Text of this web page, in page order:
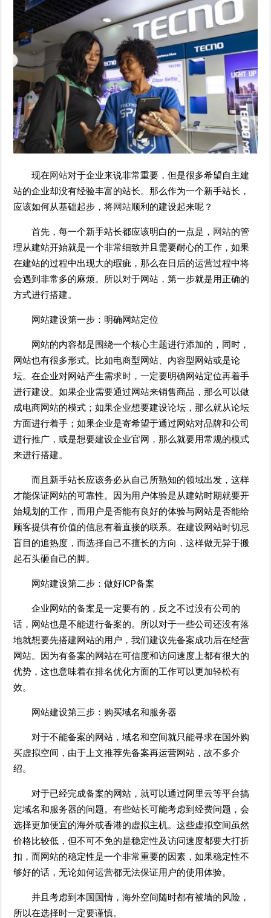
现在网站对于企业来说非常重要，但是很多希望自主建
站的企业却没有经验丰富的站长。那么作为一个新手站长，
应该如何从基础起步，将网站顺利的建设起来呢？
首先，每一个新手站长都应该明白的一点是， 网站的管
理从建站开始就是一个非常细致并且需要耐心的工作，如果
在建站的过程中出现大的瑕疵，那么在日后的运营过程中将
会遇到非常多的麻烦。所以对于网站，第一步就是用正确的
方式进行搭建。
网站建设第一步：明确网站定位
网站的内容都是围绕一个核心主题进行添加的，同时，
网站也有很多形式。比如电商型网站、内容型网站或是论
坛。在企业对网站产生需求时，一定要明确网站定位再着手
进行建设。如果企业需要通过网站来销售商品，那么可以做
成电商网站的模式；如果企业想要建设论坛，那么就从论坛
方面进行着手；如果企业是寄希望于通过网站对品牌和公司
进行推广，或是想要建设企业官网，那么就要用常规的模式
来进行搭建。
而且新手站长应该务必从自己所熟知的领域出发，这样
才能保证网站的可靠性。因为用户体验是从建站时期就要开
始规划的工作，而用户是否能有良好的体验与网站是否能给
顾客提供有价值的信息有着直接的联系。在建设网站时切忌
盲目的追热度，而选择自己不擅长的方向，这样做无异于搬
起石头砸自己的脚。
网站建设第二步：做好ICP备案
企业网站的备案是一定要有的，反之不过没有公司的
话，网站也是不能进行备案的。所以对于一些公司还没有落
地就想要先搭建网站的用户，我们建议先备案成功后在经营
网站。因为有备案的网站在可信度和访问速度上都有很大的
优势，这也意味着在排名优化方面的工作可以更加轻松有
效。
网站建设第三步：购买域名和服务器
对于不能备案的网站，域名和空间就只能寻求在国外购
买虚拟空间，由于上文推荐先备案再运营网站，故不多介
绍。
对于已经完成备案的网站，就可以通过阿里云等平台搞
定域名和服务器的问题。有些站长可能考虑到经费问题，会
选择更加便宜的海外或香港的虚拟主机。这些虚拟空间虽然
价格比较低，但不可不免的是稳定性及访问速度都要大打折
扣，而网站的稳定性是一个非常重要的因素，如果稳定性不
够好的话，无论如何运营都无法保证用户的使用体验。
并且考虑到本国国情，海外空间随时都有被墙的风险，
所以在选择时一定要谨慎。